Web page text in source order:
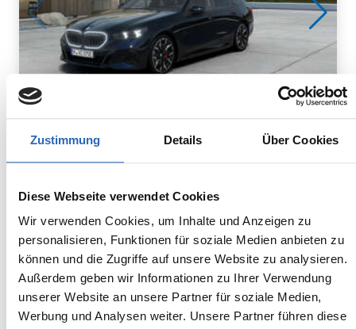
Zustimmung Details Über Cookies
Diese Webseite verwendet Cookies
Wir verwenden Cookies, um Inhalte und Anzeigen zu
personalisieren, Funktionen für soziale Medien anbieten zu
können und die Zugriffe auf unsere Website zu analysieren.
Außerdem geben wir Informationen zu Ihrer Verwendung
unserer Website an unsere Partner für soziale Medien,
Werbung und Analysen weiter. Unsere Partner führen diese
Hybrid
Euro 6
8 Gänge
2285kg
5 Türen
6 Zylinder
Kraftstoffverbrauch kombiniert:
3.4 l/100km (WLTP, gew.)
Stromverbrauch kombiniert:
Kraftstoffverbrauch bei entladener Batterie kombiniert: